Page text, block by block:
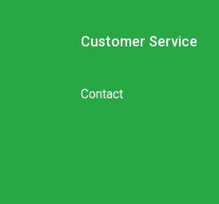
Customer Service
Contact